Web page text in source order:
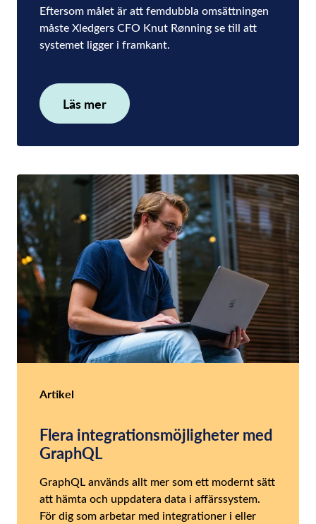
Eftersom målet är att femdubbla omsättningen
måste Xledgers CFO Knut Rønning se till att
systemet ligger i framkant.
Läs mer
Artikel
Flera integrationsmöjligheter med
GraphQL
GraphQL används allt mer som ett modernt sätt
att hämta och uppdatera data i affärssystem.
För dig som arbetar med integrationer i eller